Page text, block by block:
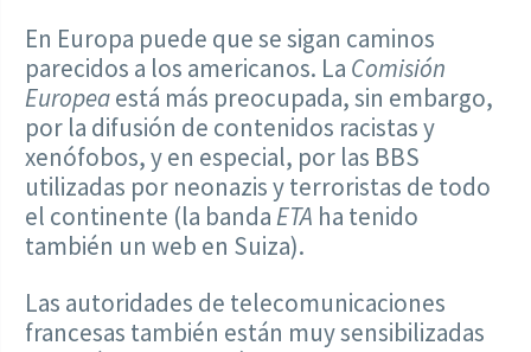
En Europa puede que se sigan caminos
parecidos a los americanos. La Comisión
Europeaestá más preocupada, sin embargo,
por la difusión de contenidos racistas y
xenófobos, y en especial, por las BBS
utilizadas por neonazis y terroristas de todo
el continente (la bandaETA ha tenido
también un web en Suiza).
Las autoridades de telecomunicaciones
francesas también están muy sensibilizadas